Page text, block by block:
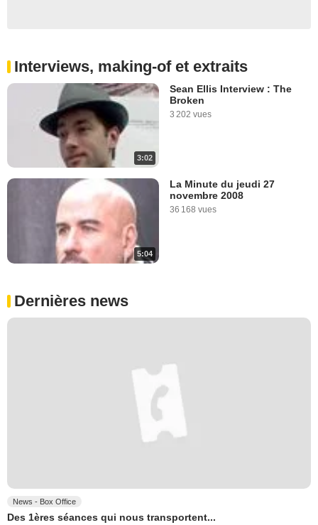
Interviews, making-of et extraits
3:02
Sean Ellis Interview : The
Broken
3 202 vues
5:04
La Minute du jeudi 27
novembre 2008
36 168 vues
Dernières news
News - Box Office
Des 1ères séances qui nous transportent...